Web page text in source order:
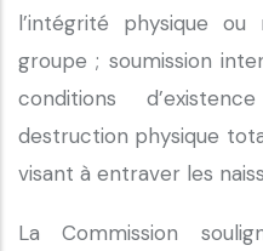
l’intégrité physique
groupe ; soumission
conditions
destruction physique
visant à entraver les
La Commission